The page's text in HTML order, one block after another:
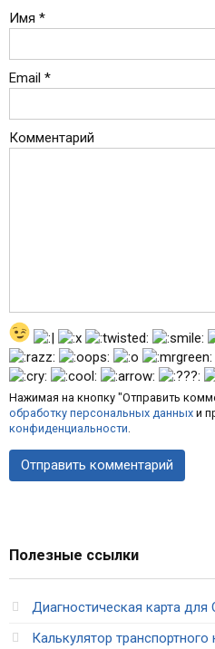
Имя *
Email *
Комментарий
Нажимая на кнопку "Отправить
обработку персональных данных и
конфиденциальности
Полезные ссылки
Диагностическая карта
Калькулятор транспортного